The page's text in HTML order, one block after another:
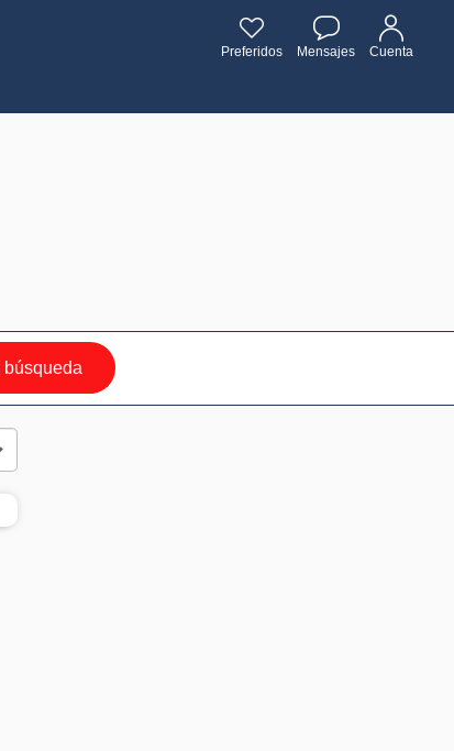
Preferidos Mensajes Cuenta
búsqueda